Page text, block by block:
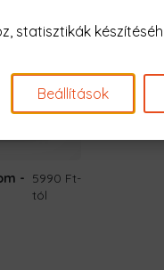
- 5990 Ft-
tól
statisztikák
Beállítások